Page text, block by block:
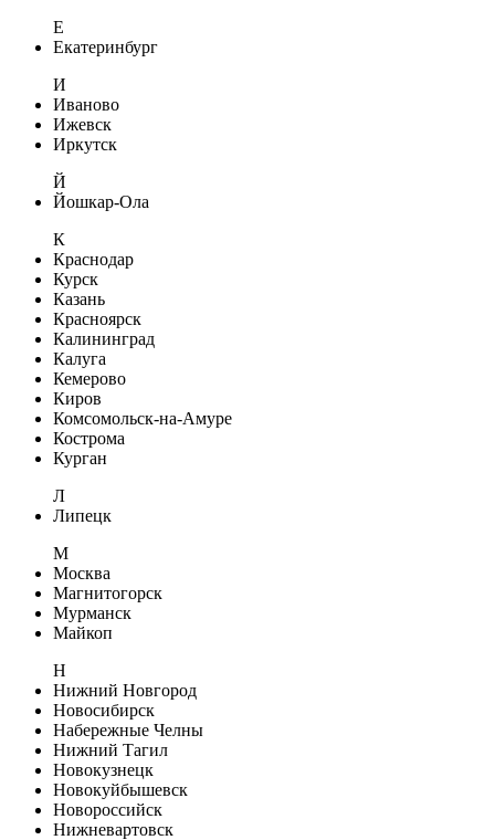
Е
Екатеринбург
И
Иваново
Ижевск
Иркутск
Й
Йошкар-Ола
К
Краснодар
Курск
Казань
Красноярск
Калининград
Калуга
Кемерово
Киров
Комсомольск-на-Амуре
Кострома
Курган
Л
Липецк
М
Москва
Магнитогорск
Мурманск
Майкоп
Н
Нижний Новгород
Новосибирск
Набережные Челны
Нижний Тагил
Новокузнецк
Новокуйбышевск
Новороссийск
Нижневартовск